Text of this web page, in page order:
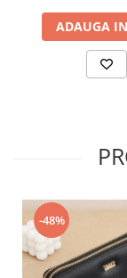
ADAUGA
-48%